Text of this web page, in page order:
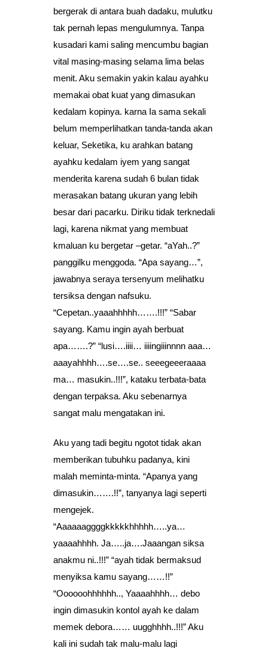
bergerak di antara buah dadaku, mulutku
tak pernah lepas mengulumnya. Tanpa
kusadari kami saling mencumbu bagian
vital masing-masing selama lima belas
menit. Aku semakin yakin kalau ayahku
memakai obat kuat yang dimasukan
kedalam kopinya. karna Ia sama sekali
belum memperlihatkan tanda-tanda akan
keluar, Seketika, ku arahkan batang
ayahku kedalam iyem yang sangat
menderita karena sudah 6 bulan tidak
merasakan batang ukuran yang lebih
besar dari pacarku. Diriku tidak terknedali
lagi, karena nikmat yang membuat
kmaluan ku bergetar –getar. “aYah..?”
panggilku menggoda. “Apa sayang…”,
jawabnya seraya tersenyum melihatku
tersiksa dengan nafsuku.
“Cepetan..yaaahhhhh…….!!!” “Sabar
sayang. Kamu ingin ayah berbuat
apa…….?” “lusi….iiii… iiiingiiinnnn aaa…
aaayahhhh….se….se.. seeegeeeraaaa
ma… masukin..!!!”, kataku terbata-bata
dengan terpaksa. Aku sebenarnya
sangat malu mengatakan ini.
Aku yang tadi begitu ngotot tidak akan
memberikan tubuhku padanya, kini
malah meminta-minta. “Apanya yang
dimasukin…….!!”, tanyanya lagi seperti
mengejek.
“Aaaaaaggggkkkkkhhhhh…..ya…
yaaaahhhh. Ja…..ja….Jaaangan siksa
anakmu ni..!!!” “ayah tidak bermaksud
menyiksa kamu sayang……!!”
“Oooooohhhhhh.., Yaaaahhhh… debo
ingin dimasukin kontol ayah ke dalam
memek debora…… uugghhhh..!!!” Aku
kali ini sudah tak malu-malu lagi